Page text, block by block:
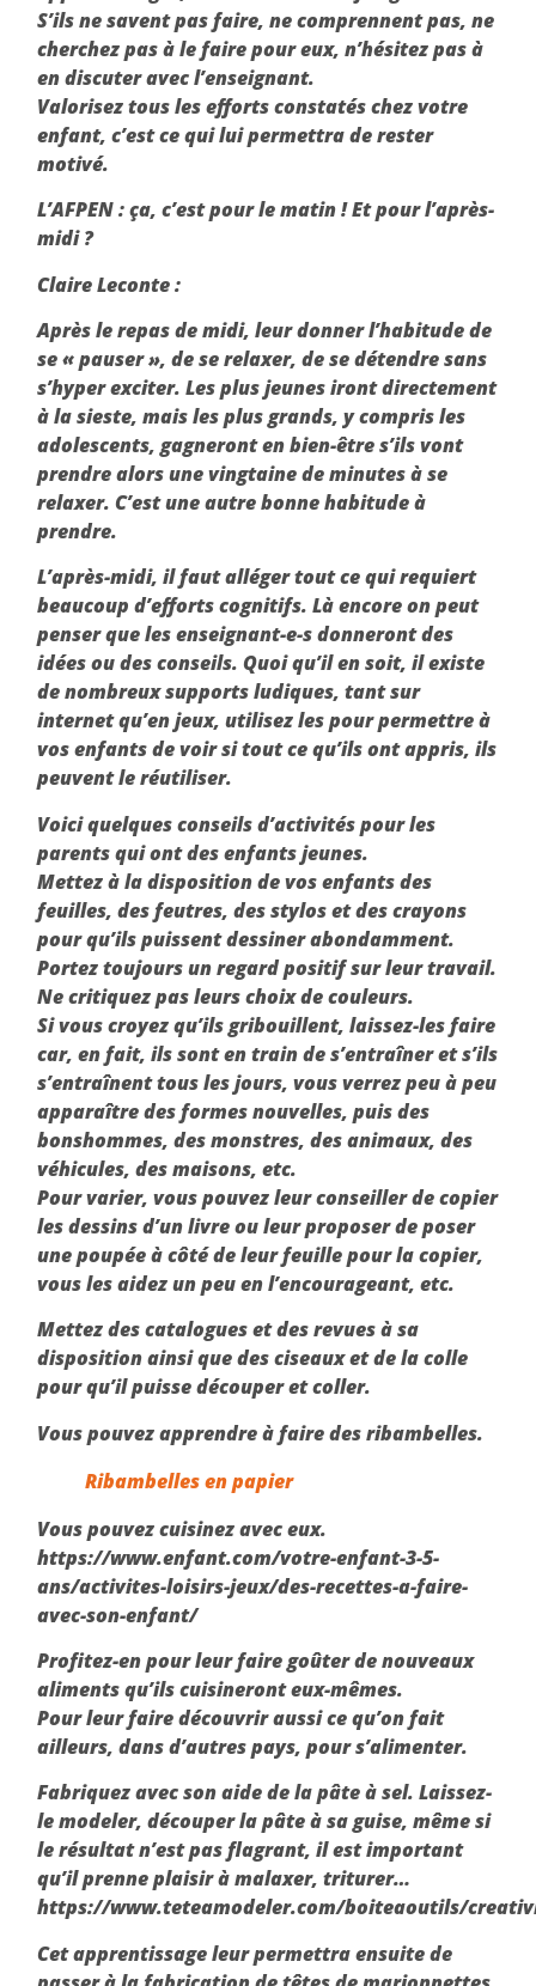
S’ils ne savent pas faire, ne comprennent pas, ne
cherchez pas à le faire pour eux, n’hésitez pas à
en discuter avec l’enseignant.
Valorisez tous les efforts constatés chez votre
enfant, c’est ce qui lui permettra de rester
motivé.
L’AFPEN: ça, c’est pour le matin ! Et pour l’après-
midi ?
Claire Leconte :
Après le repas de midi, leur donner l’habitude de
se « pauser », de se relaxer, de se détendre sans
s’hyper exciter. Les plus jeunes iront directement
à la sieste, mais les plus grands, y compris les
adolescents, gagneront en bien-être s’ils vont
prendre alors une vingtaine de minutes à se
relaxer. C’est une autre bonne habitude à
prendre.
L’après-midi, il faut alléger tout ce qui requiert
beaucoup d’efforts cognitifs. Là encore on peut
penser que les enseignant-e-s donneront des
idées ou des conseils. Quoi qu’il en soit, il existe
de nombreux supports ludiques, tant sur
internet qu’en jeux, utilisez les pour permettre à
vos enfants de voir si tout ce qu’ils ont appris, ils
peuvent le réutiliser.
Voici quelques conseils d’activités pour les
parents qui ont des enfants jeunes.
Mettez à la disposition de vos enfants des
feuilles, des feutres, des stylos et des crayons
pour qu’ils puissent dessiner abondamment.
Portez toujours un regard positif sur leur travail.
Ne critiquez pas leurs choix de couleurs.
Si vous croyez qu’ils gribouillent, laissez-les faire
car, en fait, ils sont en train de s’entraîner et s’ils
s’entraînent tous les jours, vous verrez peu à peu
apparaître des formes nouvelles, puis des
bonshommes, des monstres, des animaux, des
véhicules, des maisons, etc.
Pour varier, vous pouvez leur conseiller de copier
les dessins d’un livre ou leur proposer de poser
une poupée à côté de leur feuille pour la copier,
vous les aidez un peu en l’encourageant, etc.
Mettez des catalogues et des revues à sa
disposition ainsi que des ciseaux et de la colle
pour qu’il puisse découper et coller.
Vous pouvez apprendre à faire des ribambelles.
Ribambelles en papier
Vous pouvez cuisinez avec eux.
https://www.enfant.com/votre-enfant-3-5-
ans/activites-loisirs-jeux/des-recettes-a-faire-
avec-son-enfant/
Profitez-en pour leur faire goûter de nouveaux
aliments qu’ils cuisineront eux-mêmes.
Pour leur faire découvrir aussi ce qu’on fait
ailleurs, dans d’autres pays, pour s’alimenter.
Fabriquez avec son aide de la pâte à sel. Laissez-
le modeler, découper la pâte à sa guise, même si
le résultat n’est pas flagrant, il est important
qu’il prenne plaisir à malaxer, triturer…
https://www.teteamodeler.com/boiteaoutils/
Cet apprentissage leur permettra ensuite de